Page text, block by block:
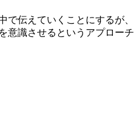
で伝えていくことにするが、
意識させるというアプローチ